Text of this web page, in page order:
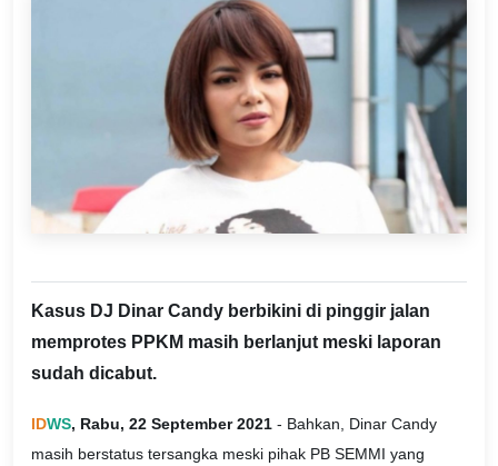
Kasus DJ Dinar Candy berbikini di pinggir jalan
memprotes PPKM masih berlanjut meski laporan
sudah dicabut.
IDWS, Rabu, 22 September 2021 - Bahkan, Dinar Candy
masih berstatus tersangka meski pihak PB SEMMI yang